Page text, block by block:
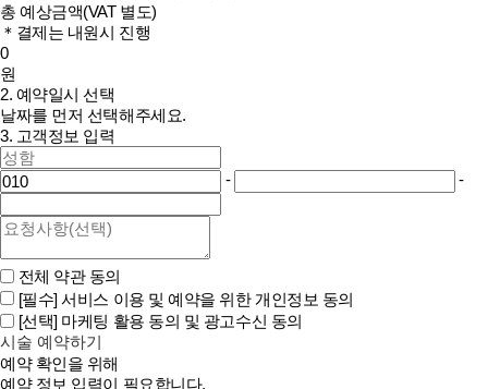
총 예상금액(VAT 별도)
＊결제는 내원시 진행
0
원
2. 예약일시 선택
날짜를 먼저 선택해주세요.
3. 고객정보 입력
- -
전체 약관 동의
[필수]서비스 이용 및 예약을 위한 개인정보 동의
[선택]마케팅 활용 동의 및 광고수신 동의
시술 예약하기
예약 확인을 위해
예약 정보 입력이 필요합니다.